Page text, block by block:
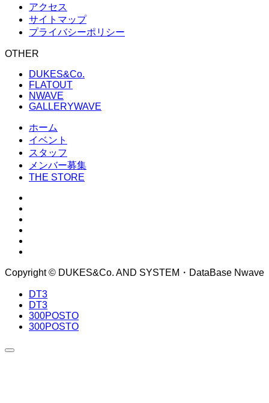
アクセス
サイトマップ
プライバシーポリシー
OTHER
DUKES&Co.
FLATOUT
NWAVE
GALLERYWAVE
ホーム
イベント
スタッフ
メンバー募集
THE STORE
Copyright © DUKES&Co. AND SYSTEM・DataBase Nwave
DT3
DT3
300POSTO
300POSTO